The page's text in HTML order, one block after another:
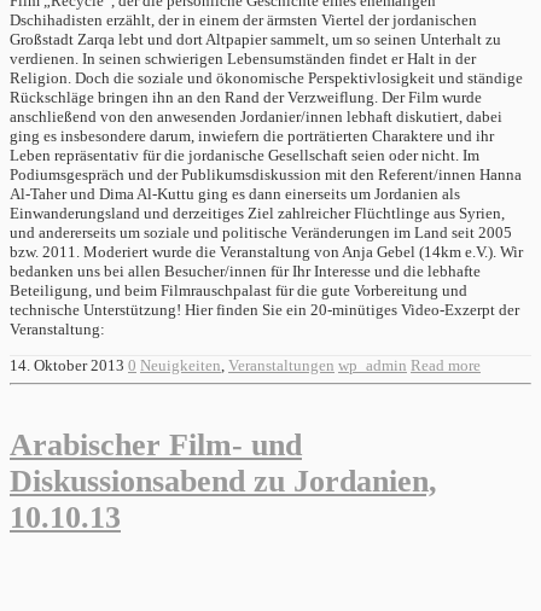
Dschihadisten erzählt, der in einem der ärmsten Viertel der jordanischen
Großstadt Zarqa lebt und dort Altpapier sammelt, um so seinen Unterhalt zu
verdienen. In seinen schwierigen Lebensumständen findet er Halt in der
Religion. Doch die soziale und ökonomische Perspektivlosigkeit und ständige
Rückschläge bringen ihn an den Rand der Verzweiflung. Der Film wurde
anschließend von den anwesenden Jordanier/innen lebhaft diskutiert, dabei
ging es insbesondere darum, inwiefern die porträtierten Charaktere und ihr
Leben repräsentativ für die jordanische Gesellschaft seien oder nicht. Im
Podiumsgespräch und der Publikumsdiskussion mit den Referent/innen Hanna
Al-Taher und Dima Al-Kuttu ging es dann einerseits um Jordanien als
Einwanderungsland und derzeitiges Ziel zahlreicher Flüchtlinge aus Syrien,
und andererseits um soziale und politische Veränderungen im Land seit 2005
bzw. 2011. Moderiert wurde die Veranstaltung von Anja Gebel (14km e.V.). Wir
bedanken uns bei allen Besucher/innen für Ihr Interesse und die lebhafte
Beteiligung, und beim Filmrauschpalast für die gute Vorbereitung und
technische Unterstützung! Hier finden Sie ein 20-minütiges Video-Exzerpt der
Veranstaltung:
14. Oktober 2013 0 Neuigkeiten Veranstaltungen wp_admin Read more
Arabischer Film- und
Diskussionsabend zu Jordanien,
10.10.13